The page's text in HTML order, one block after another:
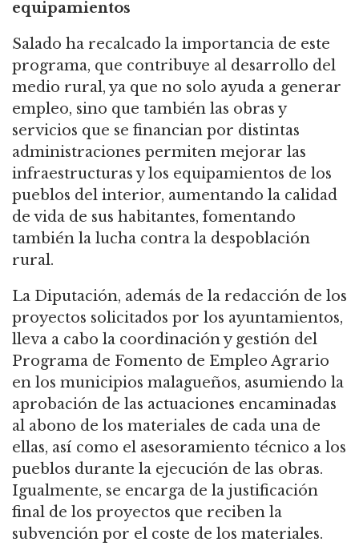
equipamientos
Salado ha recalcado la importancia de este
programa, que contribuye al desarrollo del
medio rural, ya que no solo ayuda a generar
empleo, sino que también las obras y
servicios que se financian por distintas
administraciones permiten mejorar las
infraestructuras y los equipamientos de los
pueblos del interior, aumentando la calidad
de vida de sus habitantes, fomentando
también la lucha contra la despoblación
rural.
La Diputación, además de la redacción de los
proyectos solicitados por los ayuntamientos,
lleva a cabo la coordinación y gestión del
Programa de Fomento de Empleo Agrario
en los municipios malagueños, asumiendo la
aprobación de las actuaciones encaminadas
al abono de los materiales de cada una de
ellas, así como el asesoramiento técnico a los
pueblos durante la ejecución de las obras.
Igualmente, se encarga de la justificación
final de los proyectos que reciben la
subvención por el coste de los materiales.